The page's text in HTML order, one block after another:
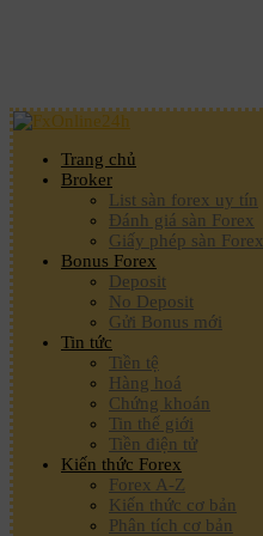
Trang chủ
Broker
List sàn forex uy tín
Đánh giá sàn Forex
Giấy phép sàn Forex
Bonus Forex
Deposit
No Deposit
Gửi Bonus mới
Tin tức
Tiền tệ
Hàng hoá
Chứng khoán
Tin thế giới
Tiền điện tử
Kiến thức Forex
Forex A-Z
Kiến thức cơ bản
Phân tích cơ bản